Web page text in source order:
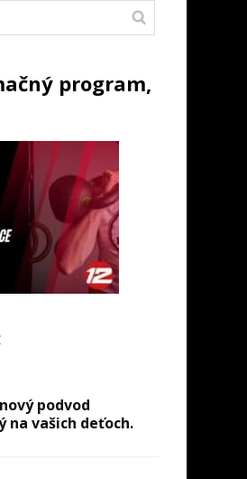
program,
podvod
na vašich deťoch.